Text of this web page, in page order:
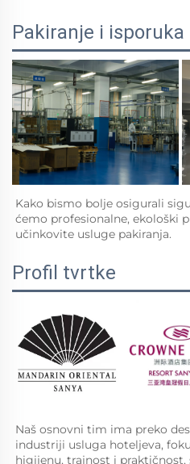
Pakiranje i isporuka
Kako bismo bolje osigurali
ćemo profesionalne, ekološki
učinkovite usluge pakiranja.
Profil tvrtke
Naš osnovni tim ima preko
industriji usluga hoteljeva,
higijenu, trajnost i